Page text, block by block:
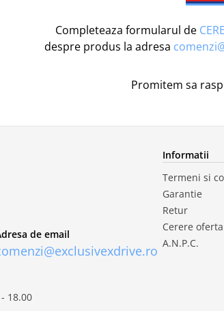
Completeaza formularul de
despre produs la adresa
Promitem sa
de email
Informatii
Termeni si
Garantie
Retur
Cerere oferta
A.N.P.C.
18.00